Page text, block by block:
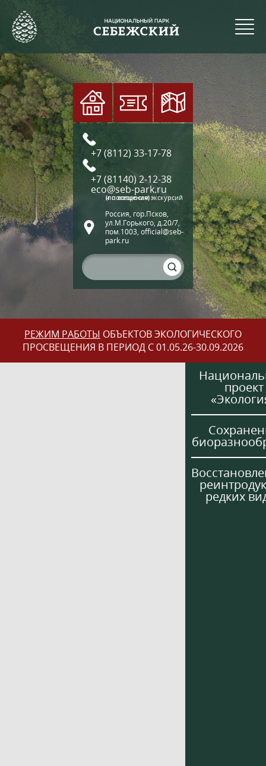
+7 (8112) 33-17-78
+7 (81140) 2-12-38
eco@seb-park.ru
(по вопросам экскурсий и посещения)
Россия, гор.Псков,
ул.М.Горького, д.20/7,
пом.1003, official@seb-
park.ru
РЕЖИМ РАБОТЫ ОБЪЕКТОВ ЭКОЛОГИЧЕСКОГО
ПРОСВЕЩЕНИЯ В ПЕРИОД С 01.05.26-30.09.2026
проект
редких